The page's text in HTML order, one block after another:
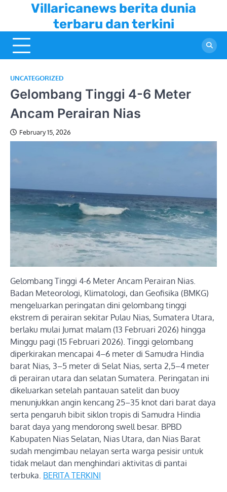
content
Villaricanews berita dunia
terbaru dan terkini
UNCATEGORIZED
Gelombang Tinggi 4-6 Meter
Ancam Perairan Nias
February 15, 2026
Gelombang Tinggi 4-6 Meter Ancam Perairan Nias.
Badan Meteorologi, Klimatologi, dan Geofisika (BMKG)
mengeluarkan peringatan dini gelombang tinggi
ekstrem di perairan sekitar Pulau Nias, Sumatera Utara,
berlaku mulai Jumat malam (13 Februari 2026) hingga
Minggu pagi (15 Februari 2026). Tinggi gelombang
diperkirakan mencapai 4–6 meter di Samudra Hindia
barat Nias, 3–5 meter di Selat Nias, serta 2,5–4 meter
di perairan utara dan selatan Sumatera. Peringatan ini
dikeluarkan setelah pantauan satelit dan buoy
menunjukkan angin kencang 25–35 knot dari barat daya
serta pengaruh bibit siklon tropis di Samudra Hindia
barat daya yang mendorong swell besar. BPBD
Kabupaten Nias Selatan, Nias Utara, dan Nias Barat
sudah mengimbau nelayan serta warga pesisir untuk
tidak melaut dan menghindari aktivitas di pantai
terbuka. BERITA TERKINI